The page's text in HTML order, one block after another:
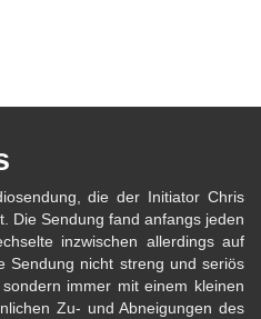
die der Initiator Chris
Die Sendung fand anfangs jeden
inzwischen allerdings auf
Sendung nicht streng und seriös
immer mit einem kleinen
Zu- und Abneigungen des